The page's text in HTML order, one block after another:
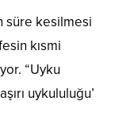
süre kesilmesi
kısmi
“Uyku
uykululuğu’